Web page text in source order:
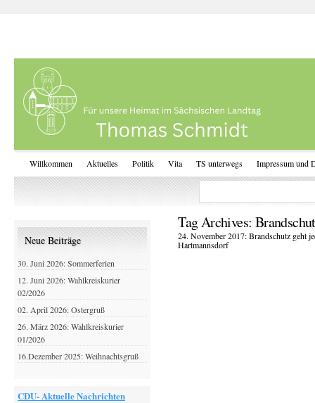
Willkommen Aktuelles Politik Vita TS unterwegs Impressum und
Tag Archives:
24. November 2017: Brandschutz geht
Hartmannsdorf
Neue Beiträge
30. Juni 2026: Sommerferien
12. Juni 2026: Wahlkreiskurier
02/2026
02. April 2026: Ostergruß
26. März 2026: Wahlkreiskurier
01/2026
16.Dezember 2025: Weihnachtsgruß
CDU- Aktuelle Nachrichten